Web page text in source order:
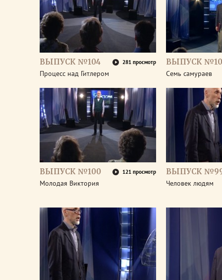
ВЫПУСК №104 281 просмотр
Процесс над Гитлером
ВЫПУСК
Семь самураев
ВЫПУСК №100 121 просмотр
Молодая Виктория
ВЫПУСК
Человек людям